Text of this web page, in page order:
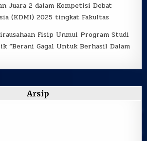
Juara 2 dalam Kompetisi Debat
(KDMI) 2025 tingkat Fakultas
Fisip Unmul Program Studi
“Berani Gagal Untuk Berhasil Dalam
Arsip